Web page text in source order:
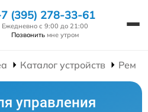
(395) 278-33-61
Ежедневно с 9:00 до 21:00
Позвонить мне утром
Каталог устройств
управления